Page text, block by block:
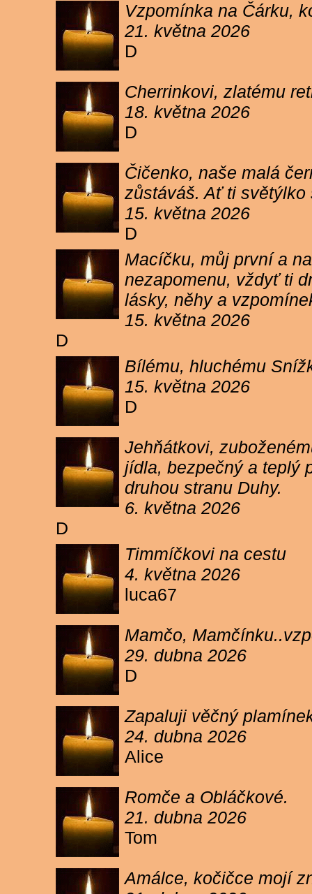
Vzpomínka na Čárku,
21. května 2026
D
Cherrinkovi, zlatému
18. května 2026
D
Čičenko, naše malá
zůstáváš. Ať ti
15. května 2026
D
Macíčku, můj první a
nezapomenu, vždyť ti
lásky, něhy a
15. května 2026
D
Bílému, hluchému
15. května 2026
D
Jehňátkovi,
jídla, bezpečný a teplý
druhou stranu Duhy.
6. května 2026
D
Timmíčkovi na cestu
4. května 2026
luca67
Mamčo,
29. dubna 2026
D
Zapaluji věčný
24. dubna 2026
Alice
Romče a Obláčkové.
21. dubna 2026
Tom
Amálce, kočičce mojí